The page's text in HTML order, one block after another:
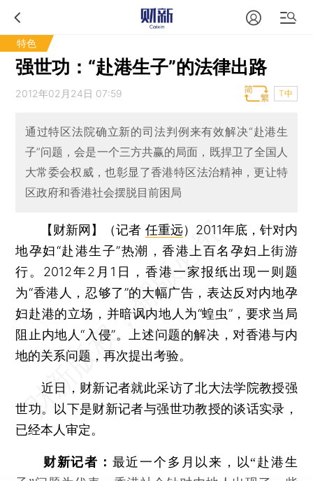
特色
强世功：“赴港生子”的法律出路
2012年02月24日 07:59 T中
通过特区法院确立新的司法判例来有效解决“赴港生
子”问题，会是一个三方共赢的局面，既捍卫了全国人
大常委会权威，也彰显了香港特区法治精神，更让特
区政府和香港社会摆脱目前困局
【财新网】（记者 任重远） 2011年底，针对内
地孕妇“赴港生子”热潮，香港上百名孕妇上街游
行。2012年2月1日，香港一家报纸出现一则题
为“香港人，忍够了”的大幅广告，表达反对内地孕
妇赴港的立场，并暗讽内地人为“蝗虫”，要求当局
阻止内地人“入侵”。上述问题的解决，对香港与内
地的关系问题，再次提出考验。
近日，财新记者就此采访了北大法学院教授强
世功。以下是财新记者与强世功教授的谈话实录，
已经本人审定。
财新记者： 最近一个多月以来，以“赴港生